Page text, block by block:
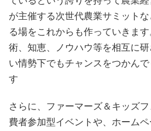
が主催する次世代農業サミット
る場をこれからも作っていきま
術、知恵、ノウハウ等を相互に
い情勢下でもチャンスをつかん
す
さらに、ファーマーズ＆キッズ
費者参加型イベントや、ホーム